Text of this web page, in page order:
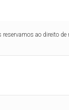
ao direito